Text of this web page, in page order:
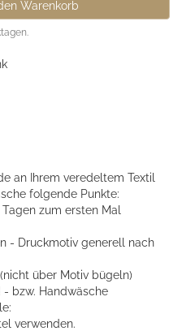
Warenkorb
an Ihrem veredeltem Textil
folgende Punkte:
zum ersten Mal
- Druckmotiv generell nach
über Motiv bügeln)
- bzw. Handwäsche
verwenden.